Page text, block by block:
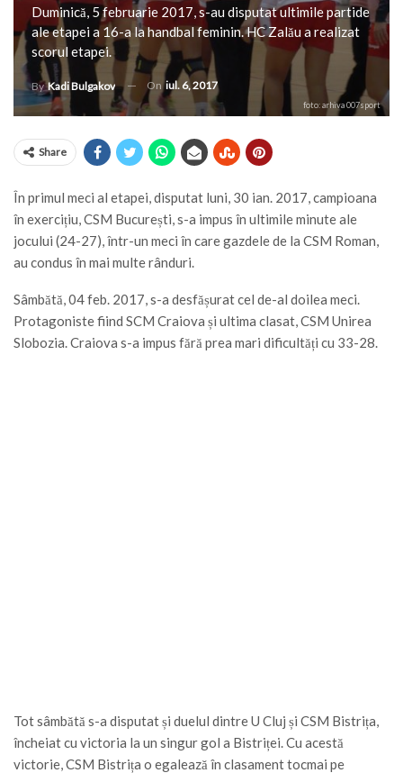
Duminică, 5 februarie 2017, s-au disputat ultimile partide
ale etapei a 16-a la handbal feminin. HC Zalău a realizat
scorul etapei.
ByKadi Bulgakov Oniul. 6, 2017
foto: arhiva 007sport
Share
În primul meci al etapei, disputat luni, 30 ian. 2017, campioana
în exercițiu, CSM București, s-a impus în ultimile minute ale
jocului (24-27), într-un meci în care gazdele de la CSM Roman,
au condus în mai multe rânduri.
Sâmbătă, 04 feb. 2017, s-a desfășurat cel de-al doilea meci.
Protagoniste fiind SCM Craiova și ultima clasat, CSM Unirea
Slobozia. Craiova s-a impus fără prea mari dificultăți cu 33-28.
Tot sâmbătă s-a disputat și duelul dintre U Cluj și CSM Bistrița,
încheiat cu victoria la un singur gol a Bistriței. Cu acestă
victorie, CSM Bistrița o egalează în clasament tocmai pe